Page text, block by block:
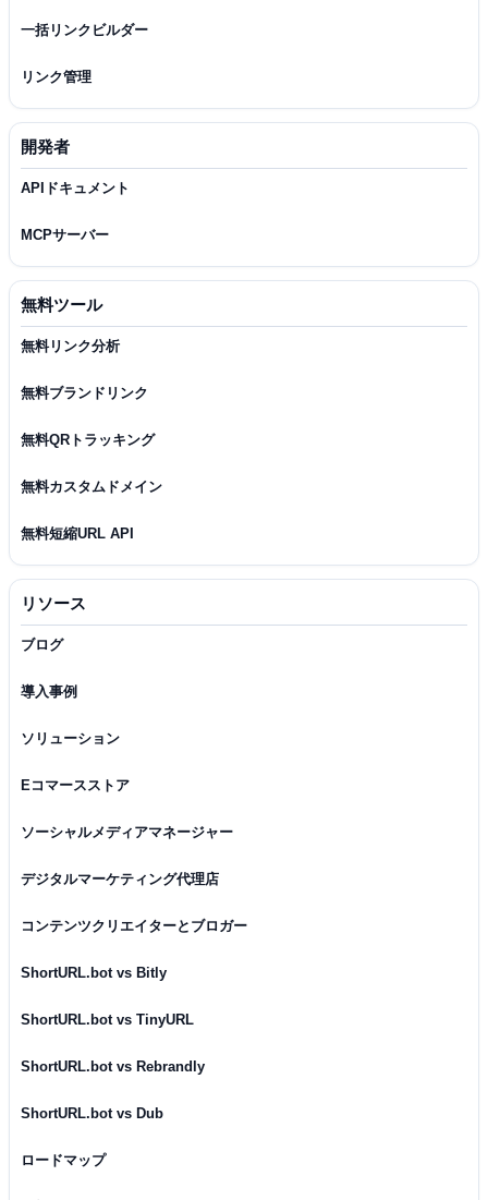
一括リンクビルダー
リンク管理
開発者
APIドキュメント
MCPサーバー
無料ツール
無料リンク分析
無料ブランドリンク
無料QRトラッキング
無料カスタムドメイン
無料短縮URL API
リソース
ブログ
導入事例
ソリューション
Eコマースストア
ソーシャルメディアマネージャー
デジタルマーケティング代理店
コンテンツクリエイターとブロガー
ShortURL.bot vs Bitly
ShortURL.bot vs TinyURL
ShortURL.bot vs Rebrandly
ShortURL.bot vs Dub
ロードマップ